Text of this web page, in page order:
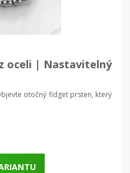
oceli | Nastavitelný
otočný fidget prsten, který